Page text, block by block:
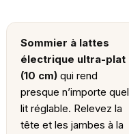
Sommier à lattes
électrique ultra-plat
(10 cm)qui rend
presque n’importe quel
lit réglable. Relevez la
tête et les jambes à la